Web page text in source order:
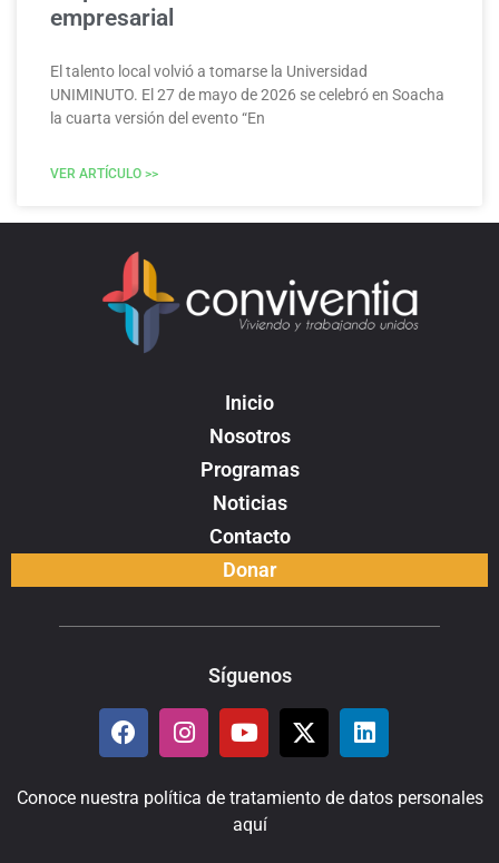
empresarial
El talento local volvió a tomarse la Universidad
UNIMINUTO. El 27 de mayo de 2026 se celebró en Soacha
la cuarta versión del evento “En
VER ARTÍCULO >>
Inicio
Nosotros
Programas
Noticias
Contacto
Donar
Síguenos
Conoce nuestra política de tratamiento de datos personales
aquí